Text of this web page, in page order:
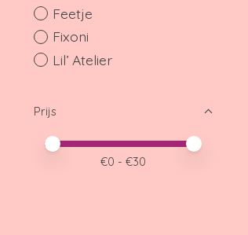
Feetje
Fixoni
Lil’ Atelier
Prijs
Minimale prijswaarde
Price maximum value
€0 - €30